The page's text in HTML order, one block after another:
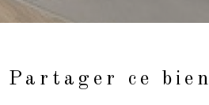
Partager ce bien